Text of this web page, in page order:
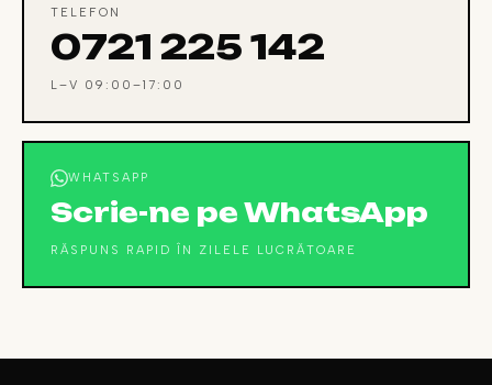
TELEFON
0721 225 142
L–V 09:00–17:00
WHATSAPP
Scrie-ne pe WhatsApp
RĂSPUNS RAPID ÎN ZILELE LUCRĂTOARE